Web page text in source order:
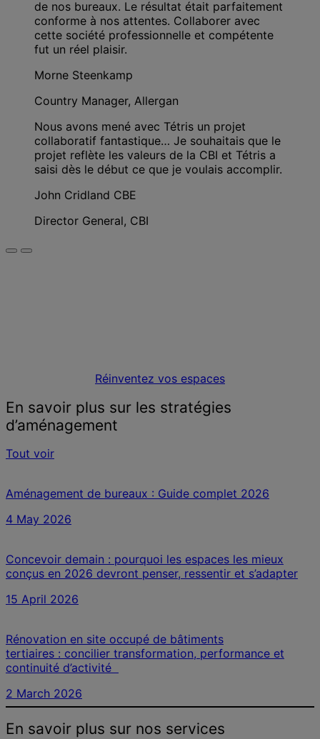
de nos bureaux. Le résultat était parfaitement
conforme à nos attentes. Collaborer avec
cette société professionnelle et compétente
fut un réel plaisir.
Morne Steenkamp
Country Manager, Allergan
Nous avons mené avec Tétris un projet
collaboratif fantastique… Je souhaitais que le
projet reflète les valeurs de la CBI et Tétris a
saisi dès le début ce que je voulais accomplir.
John Cridland CBE
Director General, CBI
Réinventez vos espaces
En savoir plus sur les stratégies
d’aménagement
Tout voir
Aménagement de bureaux : Guide complet 2026
4 May 2026
Concevoir demain : pourquoi les espaces les mieux
conçus en 2026 devront penser, ressentir et s’adapter
15 April 2026
Rénovation en site occupé de bâtiments
tertiaires : concilier transformation, performance et
continuité d’activité
2 March 2026
En savoir plus sur nos services